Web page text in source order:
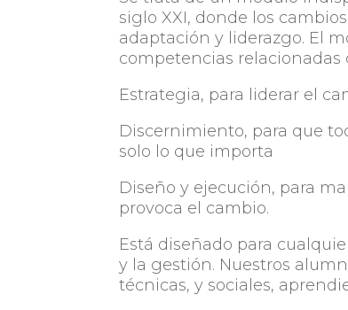
siglo XXI, donde los
adaptación y liderazgo. El
competencias relacionadas
Estrategia, para liderar el
Discernimiento, para que
solo lo que importa
Diseño y ejecución, para
provoca el cambio.
Está diseñado para
y la gestión. Nuestros
técnicas, y sociales,